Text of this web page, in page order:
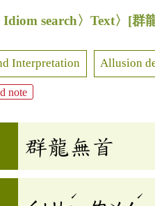
Idiom search〉Text〉 [群
Interpretation Allusion
note
群龍無首
ˊ ˊ